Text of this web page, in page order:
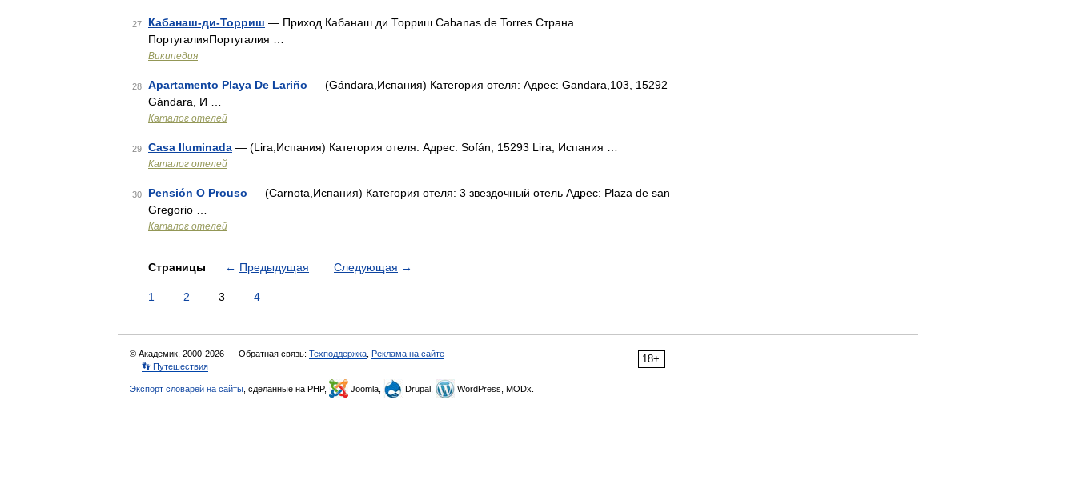
27 Кабанаш-ди-Торриш — Приход Кабанаш ди Торриш Cabanas de Torres Страна
ПортугалияПортугалия …
Википедия
28 Apartamento Playa De Lariño — (Gándara,Испания) Категория отеля: Адрес: Gandara,103, 15292
Gándara, И …
Каталог отелей
29 Casa Iluminada — (Lira,Испания) Категория отеля: Адрес: Sofán, 15293 Lira, Испания …
Каталог отелей
30 Pensión O Prouso — (Carnota,Испания) Категория отеля: 3 звездочный отель Адрес: Plaza de san
Gregorio …
Каталог отелей
Страницы ← Предыдущая Следующая →
1 2 3 4
18+
© Академик, 2000-2026 Обратная связь: Техподдержка Реклама на сайте
👣 Путешествия
Экспорт словарей на сайты , сделанные на PHP, Joomla, Drupal, WordPress, MODx.